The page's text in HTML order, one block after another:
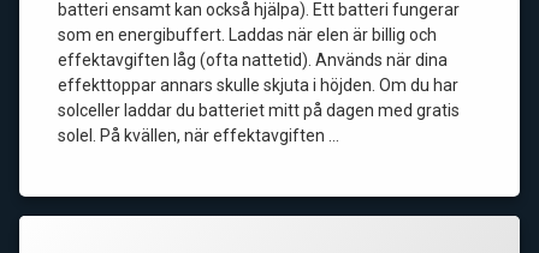
batteri ensamt kan också hjälpa). Ett batteri fungerar
som en energibuffert. Laddas när elen är billig och
effektavgiften låg (ofta nattetid). Används när dina
effekttoppar annars skulle skjuta i höjden. Om du har
solceller laddar du batteriet mitt på dagen med gratis
solel. På kvällen, när effektavgiften …